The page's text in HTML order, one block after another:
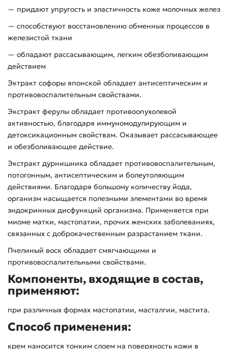
— придают упругость и эластичность коже молочных желез
— способствуют восстановлению обменных процессов в
железистой ткани
— обладают рассасывающим, легким обезболивающим
действием
Эктракт софоры японской обладает антисептическим и
противовоспалительным свойствами.
Экстракт ферулы обладает противоопухолевой
активностью, благодаря иммуномодулирующим и
детоксикационным свойствам. Оказывает рассасывающее
и обезболивающее действие.
Экстракт дурнишника обладает противовоспалительным,
потогонным, антисептическим и болеутоляющим
действиями. Благодаря большому количеству йода,
организм насыщается полезными элементами во время
эндокринных дисфункций организма. Применяется при
миоме матки, мастопатии, прочих женских заболеваниях,
связанных с доброкачественным разрастанием ткани.
Пчелиный воск обладает смягчающими и
противовоспалительными свойствами.
Компоненты, входящие в состав,
применяют:
при различных формах мастопатии, масталгии, мастита.
Способ применения:
крем наносится тонким слоем на поверхность кожи в